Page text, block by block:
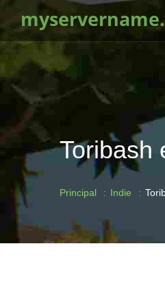
Toribash
Principal Indie